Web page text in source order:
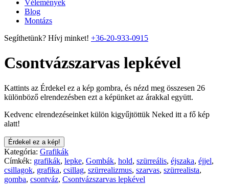
Vélemények
Blog
Montázs
Segíthetünk? Hívj minket! +36-20-933-0915
Csontvázszarvas lepkével
Kattints az Érdekel ez a kép gombra, és nézd meg összesen 26
különböző elrendezésben ezt a képünket az árakkal együtt.
Kedvenc elrendezéseinket külön kigyűjtöttük Neked itt a fő kép
alatt!
Érdekel ez a kép!
Kategória: Grafikák
Címkék: grafikák, lepke, Gombák, hold, szürreális, éjszaka, éjjel,
csillagok, grafika, csillag, szürrealizmus, szarvas, szürrealista,
gomba, csontváz, Csontvázszarvas lepkével